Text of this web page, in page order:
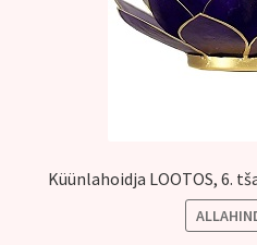
Küünlahoidja LOOTOS, 6.